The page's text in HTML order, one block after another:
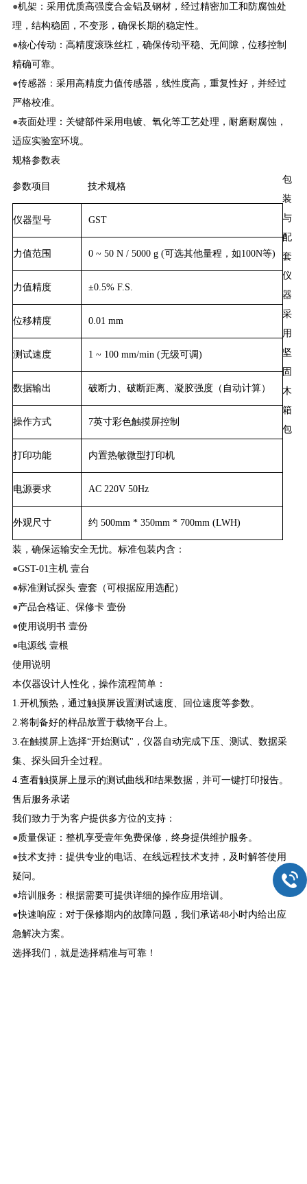
●机架：采用优质高强度合金铝及钢材，经过精密加工和防腐蚀处
理，结构稳固，不变形，确保长期的稳定性。
●核心传动：高精度滚珠丝杠，确保传动平稳、无间隙，位移控制
精确可靠。
●传感器：采用高精度力值传感器，线性度高，重复性好，并经过
严格校准。
●表面处理：关键部件采用电镀、氧化等工艺处理，耐磨耐腐蚀，
适应实验室环境。
规格参数表
参数项目 技术规格
仪器型号 GST
力值范围 0 ~ 50 N / 5000 g (可选其他量程，如100N等)
力值精度 ±0.5% F.S.
位移精度 0.01 mm
测试速度 1 ~ 100 mm/min (无级可调)
数据输出 破断力、破断距离、凝胶强度（自动计算）
操作方式 7英寸彩色触摸屏控制
打印功能 内置热敏微型打印机
电源要求 AC 220V 50Hz
外观尺寸 约 500mm * 350mm * 700mm (LWH)
包
装
与
配
套
仪
器
采
用
坚
固
木
箱
包
装，确保运输安全无忧。标准包装内含：
●GST-01主机 壹台
●标准测试探头 壹套（可根据应用选配）
●产品合格证、保修卡 壹份
●使用说明书 壹份
●电源线 壹根
使用说明
本仪器设计人性化，操作流程简单：
1.开机预热，通过触摸屏设置测试速度、回位速度等参数。
2.将制备好的样品放置于载物平台上。
3.在触摸屏上选择“开始测试"，仪器自动完成下压、测试、数据采
集、探头回升全过程。
4.查看触摸屏上显示的测试曲线和结果数据，并可一键打印报告。
售后服务承诺
我们致力于为客户提供多方位的支持：
●质量保证：整机享受壹年免费保修，终身提供维护服务。
●技术支持：提供专业的电话、在线远程技术支持，及时解答使用
疑问。
●培训服务：根据需要可提供详细的操作应用培训。
●快速响应：对于保修期内的故障问题，我们承诺48小时内给出应
急解决方案。
选择我们，就是选择精准与可靠！